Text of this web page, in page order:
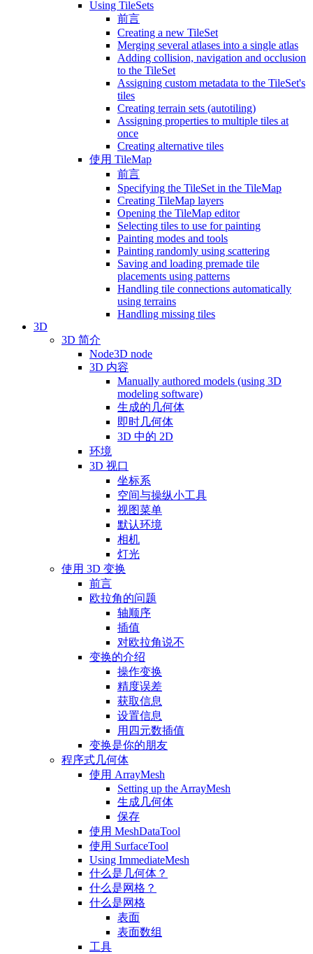
Using TileSets
前言
Creating a new TileSet
Merging several atlases into a single atlas
Adding collision, navigation and occlusion
to the TileSet
Assigning custom metadata to the TileSet's
tiles
Creating terrain sets (autotiling)
Assigning properties to multiple tiles at
once
Creating alternative tiles
使用 TileMap
前言
Specifying the TileSet in the TileMap
Creating TileMap layers
Opening the TileMap editor
Selecting tiles to use for painting
Painting modes and tools
Painting randomly using scattering
Saving and loading premade tile
placements using patterns
Handling tile connections automatically
using terrains
Handling missing tiles
3D
3D 简介
Node3D node
3D 内容
Manually authored models (using 3D
modeling software)
生成的几何体
即时几何体
3D 中的 2D
环境
3D 视口
坐标系
空间与操纵小工具
视图菜单
默认环境
相机
灯光
使用 3D 变换
前言
欧拉角的问题
轴顺序
插值
对欧拉角说不
变换的介绍
操作变换
精度误差
获取信息
设置信息
用四元数插值
变换是你的朋友
程序式几何体
使用 ArrayMesh
Setting up the ArrayMesh
生成几何体
保存
使用 MeshDataTool
使用 SurfaceTool
Using ImmediateMesh
什么是几何体？
什么是网格？
什么是网格
表面
表面数组
工具